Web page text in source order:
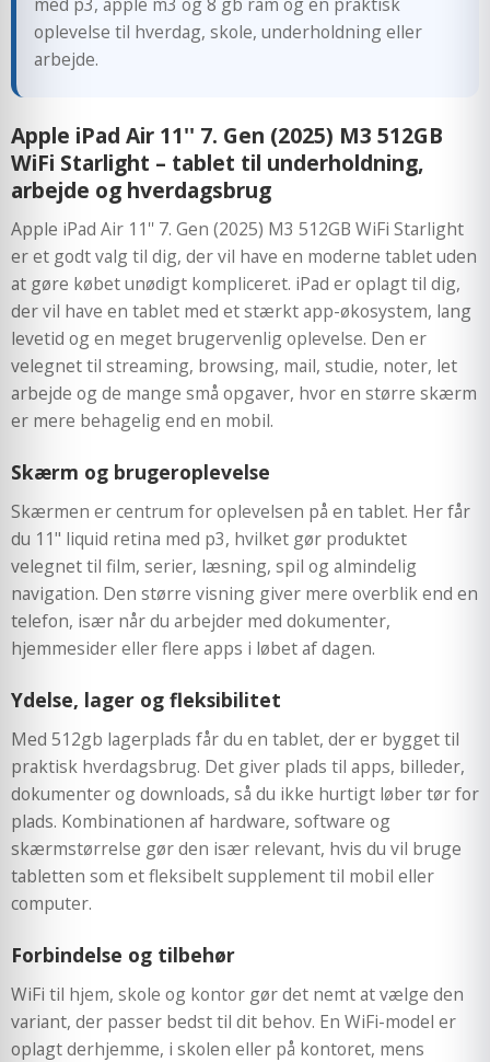
oplevelse til hverdag, skole, underholdning eller
arbejde.
Apple iPad Air 11'' 7. Gen (2025) M3 512GB
WiFi Starlight – tablet til underholdning,
arbejde og hverdagsbrug
Apple iPad Air 11'' 7. Gen (2025) M3 512GB WiFi Starlight
er et godt valg til dig, der vil have en moderne tablet uden
at gøre købet unødigt kompliceret. iPad er oplagt til dig,
der vil have en tablet med et stærkt app-økosystem, lang
levetid og en meget brugervenlig oplevelse. Den er
velegnet til streaming, browsing, mail, studie, noter, let
arbejde og de mange små opgaver, hvor en større skærm
er mere behagelig end en mobil.
Skærm og brugeroplevelse
Skærmen er centrum for oplevelsen på en tablet. Her får
du 11" liquid retina med p3, hvilket gør produktet
velegnet til film, serier, læsning, spil og almindelig
navigation. Den større visning giver mere overblik end en
telefon, især når du arbejder med dokumenter,
hjemmesider eller flere apps i løbet af dagen.
Ydelse, lager og fleksibilitet
Med 512gb lagerplads får du en tablet, der er bygget til
praktisk hverdagsbrug. Det giver plads til apps, billeder,
dokumenter og downloads, så du ikke hurtigt løber tør for
plads. Kombinationen af hardware, software og
skærmstørrelse gør den især relevant, hvis du vil bruge
tabletten som et fleksibelt supplement til mobil eller
computer.
Forbindelse og tilbehør
WiFi til hjem, skole og kontor gør det nemt at vælge den
variant, der passer bedst til dit behov. En WiFi-model er
oplagt derhjemme, i skolen eller på kontoret, mens